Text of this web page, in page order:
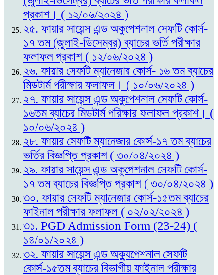
প্রকাশ। ( ১২/০৬/২০২৪ )
২৫. ফায়ার সায়েন্স এন্ড অকুপেশনাল সেফটি কোর্স-
১৭ তম (জুলাই-ডিসেম্বর) ব্যাচের ভর্তি পরীক্ষার
ফলাফল প্রকাশ ( ১২/০৬/২০২৪ )
২৬. ফায়ার সেফটি ম্যানেজার কোর্স- ১৬ তম ব্যাচের
মিডটার্ম পরীক্ষার ফলাফল। ( ১০/০৬/২০২৪ )
২৭. ফায়ার সায়েন্স এন্ড অকুপেশনাল সেফটি কোর্স-
১৬তম ব্যাচের মিডটার্ম পরিক্ষার ফলাফল প্রকাশ। (
১০/০৬/২০২৪ )
২৮. ফায়ার সেফটি ম্যানেজার কোর্স-১৭ তম ব্যাচের
ভর্তির বিজ্ঞপ্তি প্রকাশ ( ৩০/০৪/২০২৪ )
২৯. ফায়ার সায়েন্স এন্ড অকুপেশনাল সেফটি কোর্স-
১৭ তম ব্যাচের বিজ্ঞপ্তি প্রকাশ ( ৩০/০৪/২০২৪ )
৩০. ফায়ার সেফটি ম্যানেজার কোর্স-১৫তম ব্যাচের
ফাইনাল পরীক্ষার ফলাফল ( ০২/০২/২০২৪ )
৩১. PGD Admission Form (23-24) (
১৪/০১/২০২৪ )
৩২. ফায়ার সায়েন্স এন্ড অক্যুপেশনাল সেফটি
কোর্স-১৫তম ব্যাচের বিভাগীয় ফাইনাল পরীক্ষার